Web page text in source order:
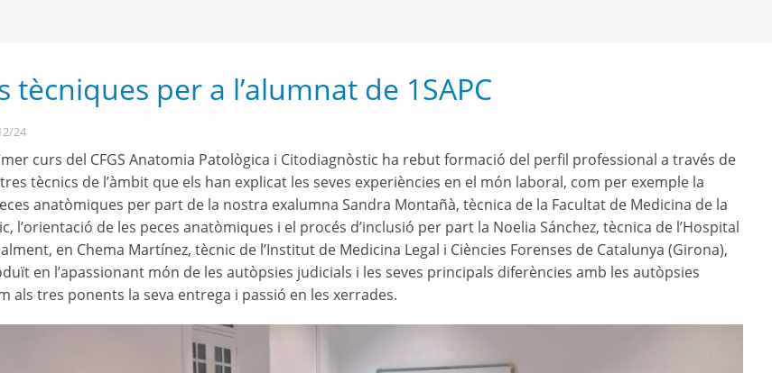
tècniques per a l’alumnat de 1SAPC
24
curs del CFGS Anatomia Patològica i Citodiagnòstic ha rebut formació del perfil professional a través de
tècnics de l’àmbit que els han explicat les seves experiències en el món laboral, com per exemple la
anatòmiques per part de la nostra exalumna Sandra Montañà, tècnica de la Facultat de Medicina de la
l’orientació de les peces anatòmiques i el procés d’inclusió per part la Noelia Sánchez, tècnica de l’Hospital
en Chema Martínez, tècnic de l’Institut de Medicina Legal i Ciències Forenses de Catalunya (Girona),
en l’apassionant món de les autòpsies judicials i les seves principals diferències amb les autòpsies
als tres ponents la seva entrega i passió en les xerrades.